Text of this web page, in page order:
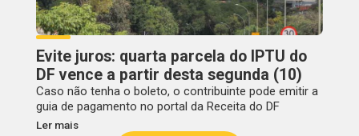
Evite juros: quarta parcela do IPTU do
DF vence a partir desta segunda (10)
Caso não tenha o boleto, o contribuinte pode emitir a
guia de pagamento no portal da Receita do DF
Ler mais